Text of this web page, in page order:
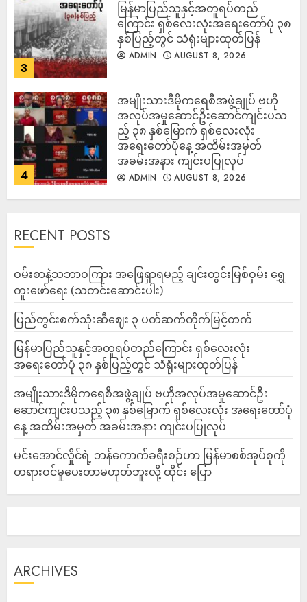
3
မြန်မာပြည်သူနှင့်အတူရပ်တည်
ကြောင်း ရှစ်လေးလုံးအရေးတော်ပုံ ၃၈
နှစ်ပြည့်တွင် သံရုံးများထုတ်ပြန်
ADMIN AUGUST 8, 2026
4
အမျိုးသားဒီမိုကရေစီအဖွဲ့ချုပ် ဗဟို
အလုပ်အမှုဆောင်ဦးဆောင်ကျင်းပသ
ည့် ၃၈ နှစ်မြောက် ရှစ်လေးလုံး
အရေးတော်ပုံနေ့ အထိမ်းအမှတ်
အခမ်းအနား ကျင်းပပြုလုပ်
ADMIN AUGUST 8, 2026
RECENT POSTS
ဝမ်းစာနဲ့သဘာဝကြား အဖြေရှာရမည့် ချင်းတွင်းမြစ်ဝှမ်း ရွှေ
တူးဖော်ရေး (သတင်းဆောင်းပါး)
ပြည်တွင်းစက်သုံးဆီဈေး ၃ ပတ်ဆက်တိုက်မြင့်တက်
မြန်မာပြည်သူနှင့်အတူရပ်တည်ကြောင်း ရှစ်လေးလုံး
အရေးတော်ပုံ ၃၈ နှစ်ပြည့်တွင် သံရုံးများထုတ်ပြန်
အမျိုးသားဒီမိုကရေစီအဖွဲ့ချုပ် ဗဟိုအလုပ်အမှုဆောင်ဦး
ဆောင်ကျင်းပသည့် ၃၈ နှစ်မြောက် ရှစ်လေးလုံး အရေးတော်ပုံ
နေ့ အထိမ်းအမှတ် အခမ်းအနား ကျင်းပပြုလုပ်
မင်းအောင်လှိုင်ရဲ့ ဘန်ကောက်ခရီးစဉ်ဟာ မြန်မာစစ်အုပ်စုကို
တရားဝင်မှုပေးတာမဟုတ်ဘူးလို့ ထိုင်း ပြော
ARCHIVES